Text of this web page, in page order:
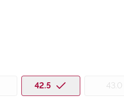
42.5 43.0